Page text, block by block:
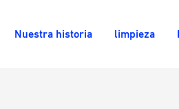
Nuestra historia limpieza